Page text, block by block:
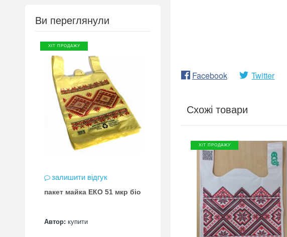
Ви переглянули
ХІТ ПРОДАЖУ
залишити відгук
пакет майка ЕКО 51 мкр біо
Автор: купити
Facebook Twitter
Схожі товари
ХІТ ПРОДАЖУ